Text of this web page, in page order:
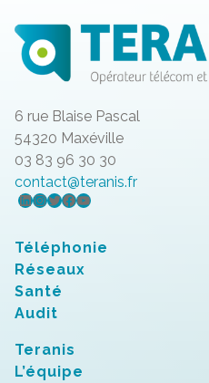
6 rue Blaise Pascal
54320 Maxéville
03 83 96 30 30
contact@teranis.fr
LinkedIn
Instagram
Twitter
Facebook
YouTube
Téléphonie
Réseaux
Santé
Audit
Teranis
L’équipe